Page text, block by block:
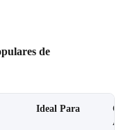
de
Ideal Para